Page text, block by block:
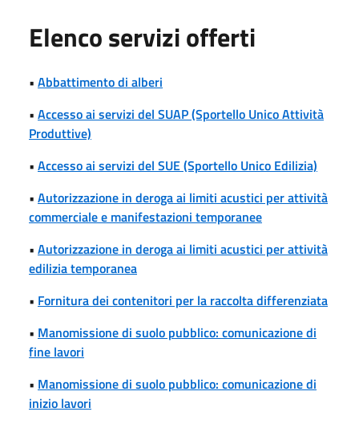
Elenco servizi offerti
• Abbattimento di alberi
• Accesso ai servizi del SUAP (Sportello Unico Attività
Produttive)
• Accesso ai servizi del SUE (Sportello Unico Edilizia)
• Autorizzazione in deroga ai limiti acustici per attività
commerciale e manifestazioni temporanee
• Autorizzazione in deroga ai limiti acustici per attività
edilizia temporanea
• Fornitura dei contenitori per la raccolta differenziata
• Manomissione di suolo pubblico: comunicazione di
fine lavori
• Manomissione di suolo pubblico: comunicazione di
inizio lavori